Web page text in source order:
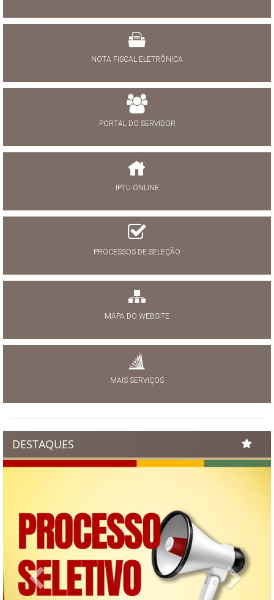
NOTA FISCAL ELETRÔNICA
PORTAL DO SERVIDOR
IPTU ONLINE
PROCESSOS DE SELEÇÃO
MAPA DO WEBSITE
MAIS SERVIÇOS
DESTAQUES
Previous Next